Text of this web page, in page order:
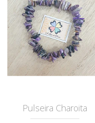
Pulseira Charoita